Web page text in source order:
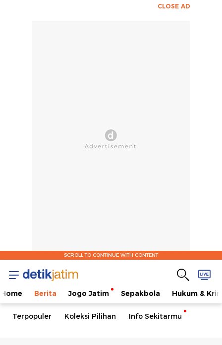
CLOSE AD
SCROLL TO CONTINUE WITH CONTENT
Home Berita Jogo Jatim Sepakbola Hukum &
Terpopuler Koleksi Pilihan Info Sekitarmu